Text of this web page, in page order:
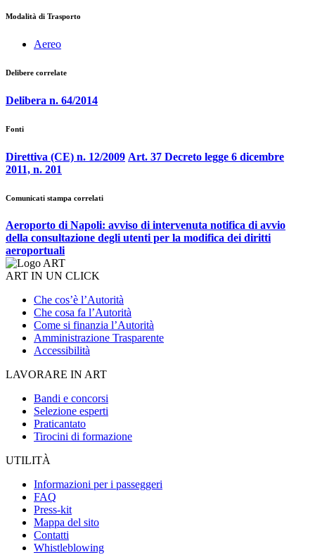
Modalità di Trasporto
Aereo
Delibere correlate
Delibera n. 64/2014
Fonti
Direttiva (CE) n. 12/2009 Art. 37 Decreto legge 6 dicembre
2011, n. 201
Comunicati stampa correlati
Aeroporto di Napoli: avviso di intervenuta notifica di avvio
della consultazione degli utenti per la modifica dei diritti
aeroportuali
ART IN UN CLICK
Che cos’è l’Autorità
Che cosa fa l’Autorità
Come si finanzia l’Autorità
Amministrazione Trasparente
Accessibilità
LAVORARE IN ART
Bandi e concorsi
Selezione esperti
Praticantato
Tirocini di formazione
UTILITÀ
Informazioni per i passeggeri
FAQ
Press-kit
Mappa del sito
Contatti
Whistleblowing